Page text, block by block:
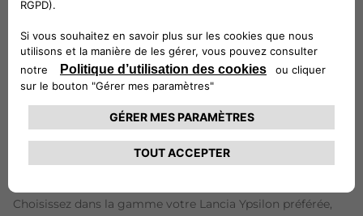
CONFIGUREZ ET COMMANDEZ EN LIGNE
Choisissez dans la gamme votre Lancia Ypsilon préférée,